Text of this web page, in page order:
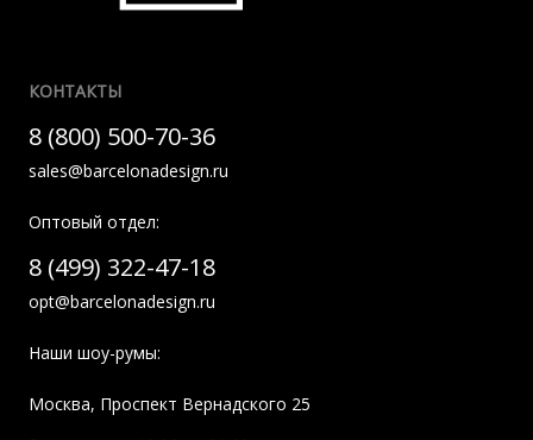
КОНТАКТЫ
8 (800) 500-70-36
sales@barcelonadesign.ru
Оптовый отдел:
8 (499) 322-47-18
opt@barcelonadesign.ru
Наши шоу-румы:
Москва, Проспект Вернадского 25